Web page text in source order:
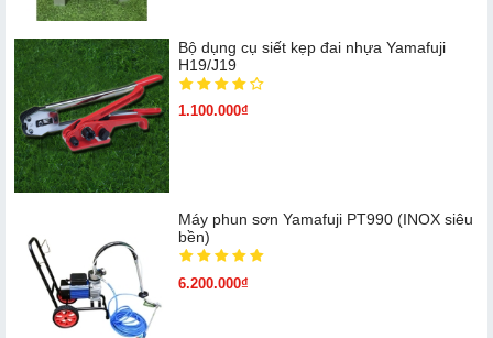
Bộ dụng cụ siết kẹp đai nhựa Yamafuji
H19/J19
1.100.000₫
Máy phun sơn Yamafuji PT990 (INOX siêu
bền)
6.200.000₫